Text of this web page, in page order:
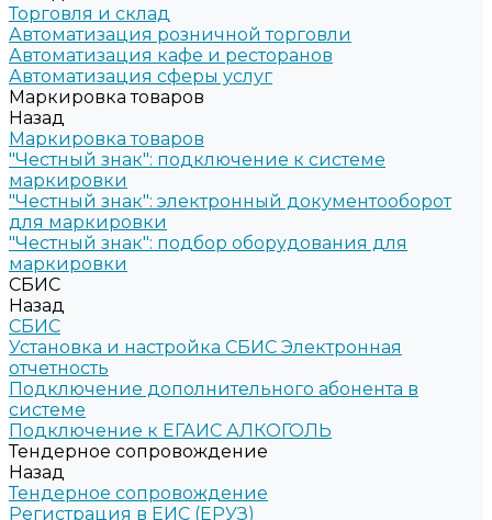
Торговля и склад
Автоматизация розничной торговли
Автоматизация кафе и ресторанов
Автоматизация сферы услуг
Маркировка товаров
Назад
Маркировка товаров
"Честный знак": подключение к системе
маркировки
"Честный знак": электронный документооборот
для маркировки
"Честный знак": подбор оборудования для
маркировки
СБИС
Назад
СБИС
Установка и настройка СБИС Электронная
отчетность
Подключение дополнительного абонента в
системе
Подключение к ЕГАИС АЛКОГОЛЬ
Тендерное сопровождение
Назад
Тендерное сопровождение
Регистрация в ЕИС (ЕРУЗ)